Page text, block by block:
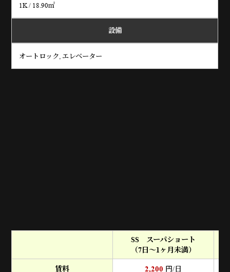
1K / 18.90㎡
設備
オートロック, エレベーター
SS スーパショート
（7日～1ヶ月未満）
賃料 2,200 円/日